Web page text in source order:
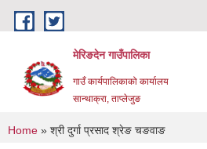
Skip to main content
मेरिङदेन गाउँपालिका
गाउँ कार्यपालिकाको कार्यालय
सान्थाक्रा, ताप्लेजुङ
You are here
Home » श्री दुर्गा प्रसाद श्रेङ चङवाङ